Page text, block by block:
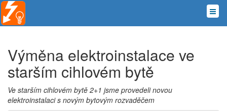
Výměna elektroinstalace ve
starším cihlovém bytě
Ve starším cihlovém bytě 2+1 jsme provedeli novou
elektroinstalaci s novým bytovým rozvaděčem